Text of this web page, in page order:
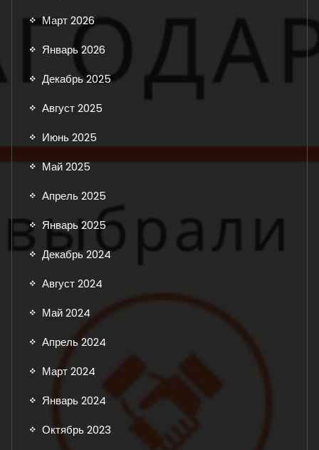
Март 2026
Январь 2026
Декабрь 2025
Август 2025
Июнь 2025
Май 2025
Апрель 2025
Январь 2025
Декабрь 2024
Август 2024
Май 2024
Апрель 2024
Март 2024
Январь 2024
Октябрь 2023